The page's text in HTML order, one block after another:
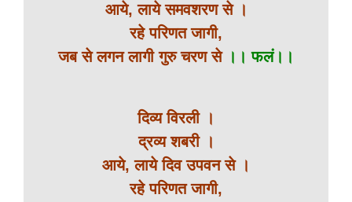
आये, लाये समवशरण से ।
रहे परिणत जागी,
जब से लगन लागी गुरु चरण से।। फलं।।
दिव्य विरली ।
द्रव्य शबरी ।
आये, लाये दिव उपवन से ।
रहे परिणत जागी,